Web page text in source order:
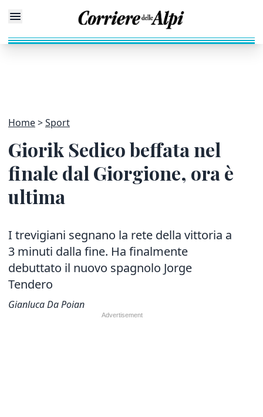
Home Sport
Giorik Sedico beffata nel
finale dal Giorgione, ora è
ultima
I trevigiani segnano la rete della vittoria a
3 minuti dalla fine. Ha finalmente
debuttato il nuovo spagnolo Jorge
Tendero
Gianluca Da Poian